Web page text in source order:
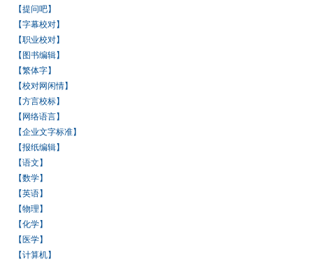
【提问吧】
【字幕校对】
【职业校对】
【图书编辑】
【繁体字】
【校对网闲情】
【方言校标】
【网络语言】
【企业文字标准】
【报纸编辑】
【语文】
【数学】
【英语】
【物理】
【化学】
【医学】
【计算机】